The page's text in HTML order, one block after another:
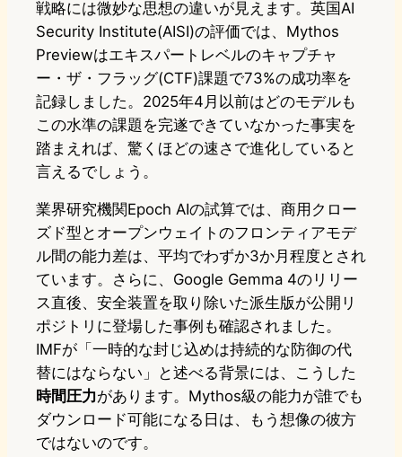
戦略には微妙な思想の違いが見えます。英国AI
Security Institute(AISI)の評価では、Mythos
Previewはエキスパートレベルのキャプチャ
ー・ザ・フラッグ(CTF)課題で73%の成功率を
記録しました。2025年4月以前はどのモデルも
この水準の課題を完遂できていなかった事実を
踏まえれば、驚くほどの速さで進化していると
言えるでしょう。
業界研究機関Epoch AIの試算では、商用クロー
ズド型とオープンウェイトのフロンティアモデ
ル間の能力差は、平均でわずか3か月程度とされ
ています。さらに、Google Gemma 4のリリー
ス直後、安全装置を取り除いた派生版が公開リ
ポジトリに登場した事例も確認されました。
IMFが「一時的な封じ込めは持続的な防御の代
替にはならない」と述べる背景には、こうした
時間圧力があります。Mythos級の能力が誰でも
ダウンロード可能になる日は、もう想像の彼方
ではないのです。